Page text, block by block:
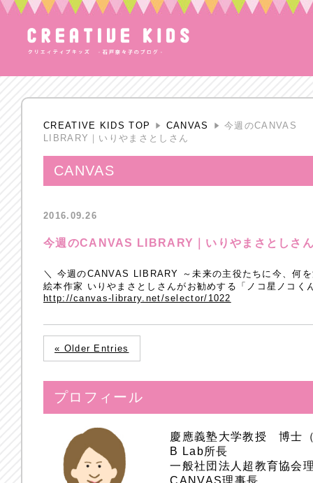
CREATIVE KIDS TOP CANVAS
今週のCANVAS
LIBRARY｜いりやまさとしさん
CANVAS
2016.09.26
今週のCANVAS LIBRARY｜いりやまさとしさ
＼ 今週のCANVAS LIBRARY ～未来の主役たちに今、何
絵本作家 いりやまさとしさんがお勧めする「ノコ星ノコく
http://canvas-library.net/selector/1022
« Older Entries
プロフィール
慶應義塾大学教授 博士
B Lab所長
一般社団法人超教育協会